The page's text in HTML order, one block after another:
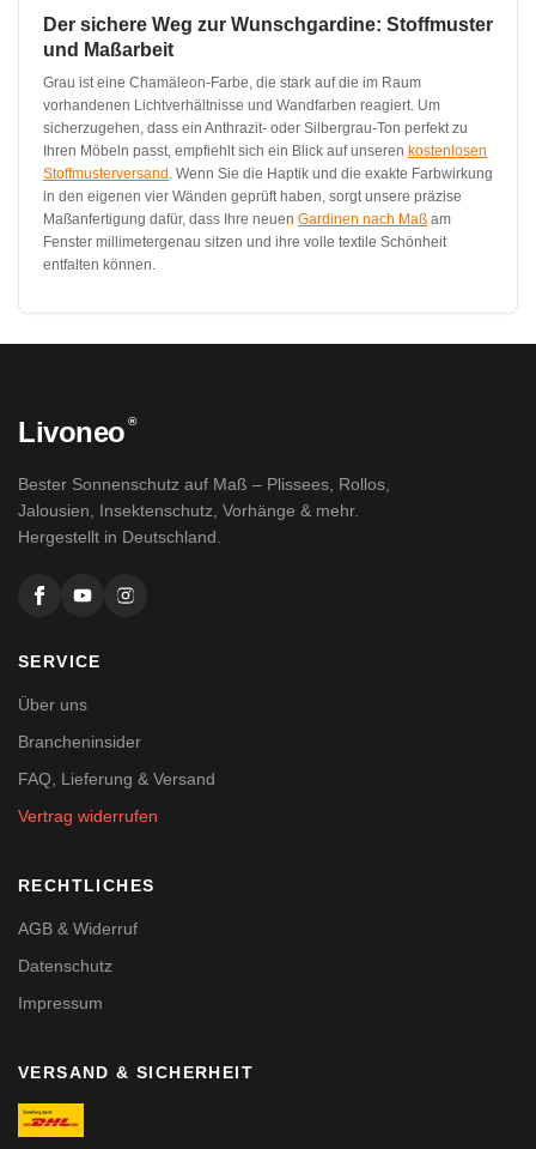
Der sichere Weg zur Wunschgardine: Stoffmuster
und Maßarbeit
Grau ist eine Chamäleon-Farbe, die stark auf die im Raum
vorhandenen Lichtverhältnisse und Wandfarben reagiert. Um
sicherzugehen, dass ein Anthrazit- oder Silbergrau-Ton perfekt zu
Ihren Möbeln passt, empfiehlt sich ein Blick auf unseren kostenlosen
Stoffmusterversand . Wenn Sie die Haptik und die exakte Farbwirkung
in den eigenen vier Wänden geprüft haben, sorgt unsere präzise
Maßanfertigung dafür, dass Ihre neuen Gardinen nach Maß am
Fenster millimetergenau sitzen und ihre volle textile Schönheit
entfalten können.
Livoneo ®
Bester Sonnenschutz auf Maß – Plissees, Rollos,
Jalousien, Insektenschutz, Vorhänge & mehr.
Hergestellt in Deutschland.
SERVICE
Über uns
Brancheninsider
FAQ, Lieferung & Versand
Vertrag widerrufen
RECHTLICHES
AGB & Widerruf
Datenschutz
Impressum
VERSAND & SICHERHEIT